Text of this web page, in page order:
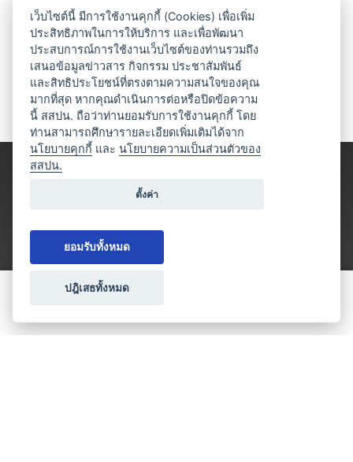
ประเภทธุรกิจไมซ์
เว็บไซต์นี้ มีการใช้งานคุกกี้ (Cookies) เพื่อเพิ่ม
ประสิทธิภาพในการให้บริการ และเพื่อพัฒนา
ประสบการณ์การใช้งานเว็บไซต์ของท่านรวมถึง
เสนอข้อมูลข่าวสาร กิจกรรม ประชาสัมพันธ์
และสิทธิประโยชน์ที่ตรงตามความสนใจของคุณ
มากที่สุด หากคุณดำเนินการต่อหรือปิดข้อความ
นี้ สสปน. ถือว่าท่านยอมรับการใช้งานคุกกี้ โดย
ท่านสามารถศึกษารายละเอียดเพิ่มเติมได้จาก
นโยบายคุกกี้ และนโยบายความเป็นส่วนตัวของ
สสปน.
ตั้งค่า
ยอมรับทั้งหมด
ปฎิเสธทั้งหมด